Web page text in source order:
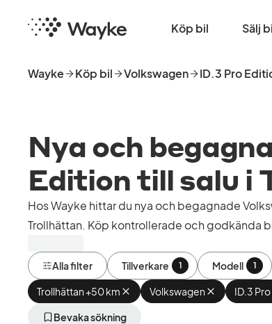
huvudinnehåll
Startsida Köp bil Sälj
Wayke Köp bil Volkswagen ID.3 Pro
Nya och
Edition till salu i
Hos Wayke hittar du nya och begagnade
Trollhättan. Köp kontrollerade och godkända
Alla filter Tillverkare 1 Modell 1
Trollhättan +50 km Ta
bort
aktivt
Volkswagen Ta
bort
ID.3
Bevaka sökning